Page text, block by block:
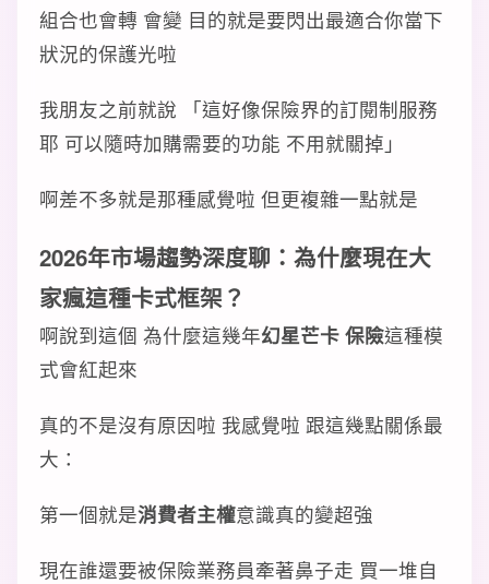
組合也會轉 會變 目的就是要閃出最適合你當下
狀況的保護光啦
我朋友之前就說 「這好像保險界的訂閱制服務
耶 可以隨時加購需要的功能 不用就關掉」
啊差不多就是那種感覺啦 但更複雜一點就是
2026年市場趨勢深度聊：為什麼現在大
家瘋這種卡式框架？
啊說到這個 為什麼這幾年幻星芒卡 保險這種模
式會紅起來
真的不是沒有原因啦 我感覺啦 跟這幾點關係最
大：
第一個就是消費者主權意識真的變超強
現在誰還要被保險業務員牽著鼻子走 買一堆自